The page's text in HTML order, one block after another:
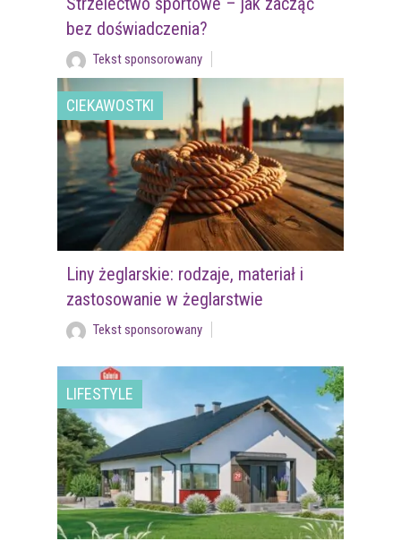
bez doświadczenia?
Tekst sponsorowany
CIEKAWOSTKI
Liny żeglarskie: rodzaje, materiał i
zastosowanie w żeglarstwie
Tekst sponsorowany
LIFESTYLE